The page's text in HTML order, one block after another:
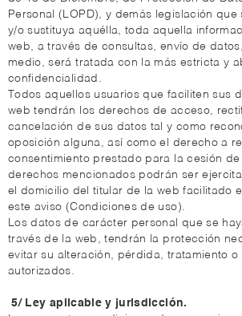
Personal (LOPD), y demás legislación
y/o sustituya aquélla, toda aquella
web, a través de consultas, envío de
medio, será tratada con la más estricta y
confidencialidad.
Todos aquellos usuarios que faciliten sus
web tendrán los derechos de acceso,
cancelación de sus datos tal y como
oposición alguna, así como el derecho a
consentimiento prestado para la cesión
derechos mencionados podrán ser
el domicilio del titular de la web facilitado
este aviso (Condiciones de uso).
Los datos de carácter personal que se
través de la web, tendrán la protección
evitar su alteración, pérdida, tratamiento o
autorizados.
5/ Ley aplicable y jurisdicción.